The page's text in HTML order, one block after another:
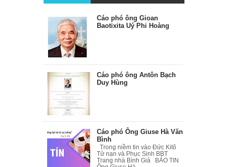
Cáo phó ông Gioan
Baotixita Uý Phi Hoàng
Cáo phó ông Antôn Bạch
Duy Hùng
Cáo phó Ông Giuse Hà Văn
Bình
Trong niềm tin vào Đức Kitô
Tử nạn và Phục Sinh BBT
Trang nhà Bình Giả BÁO TIN